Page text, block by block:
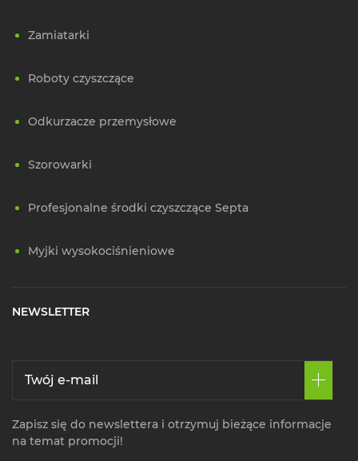
Zamiatarki
Roboty czyszczące
Odkurzacze przemysłowe
Szorowarki
Profesjonalne środki czyszczące Septa
Myjki wysokociśnieniowe
NEWSLETTER
Zapisz się do newslettera i otrzymuj bieżące informacje
na temat promocji!